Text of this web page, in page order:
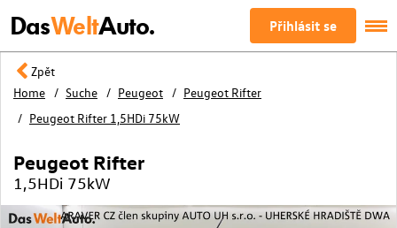
DasWeltAuto. Přihlásit se
Zpět
Home
Suche Peugeot
Peugeot Rifter
Peugeot Rifter 1,5HDi 75kW
Peugeot Rifter
1,5HDi 75kW